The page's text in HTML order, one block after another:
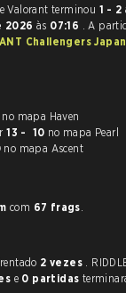
A partida de Valorant terminou 1 - 2
2026 às 07:16 . A
Challengers
mapa Haven
13 - 10 no mapa Pearl
no mapa Ascent
com 67 frags.
e IGZIST haviam se enfrentado 2 vezes .
e 0 partidas